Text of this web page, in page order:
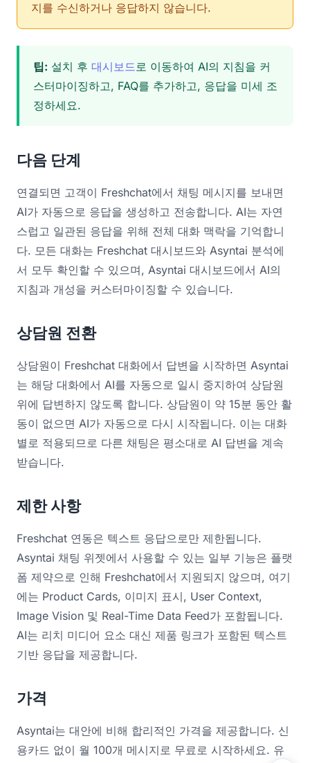
지를 수신하거나 응답하지 않습니다.
팁: 설치 후 대시보드로 이동하여 AI의 지침을 커
스터마이징하고, FAQ를 추가하고, 응답을 미세 조
정하세요.
다음 단계
연결되면 고객이 Freshchat에서 채팅 메시지를 보내면
AI가 자동으로 응답을 생성하고 전송합니다. AI는 자연
스럽고 일관된 응답을 위해 전체 대화 맥락을 기억합니
다. 모든 대화는 Freshchat 대시보드와 Asyntai 분석에
서 모두 확인할 수 있으며, Asyntai 대시보드에서 AI의
지침과 개성을 커스터마이징할 수 있습니다.
상담원 전환
상담원이 Freshchat 대화에서 답변을 시작하면 Asyntai
는 해당 대화에서 AI를 자동으로 일시 중지하여 상담원
위에 답변하지 않도록 합니다. 상담원이 약 15분 동안 활
동이 없으면 AI가 자동으로 다시 시작됩니다. 이는 대화
별로 적용되므로 다른 채팅은 평소대로 AI 답변을 계속
받습니다.
제한 사항
Freshchat 연동은 텍스트 응답으로만 제한됩니다.
Asyntai 채팅 위젯에서 사용할 수 있는 일부 기능은 플랫
폼 제약으로 인해 Freshchat에서 지원되지 않으며, 여기
에는 Product Cards, 이미지 표시, User Context,
Image Vision 및 Real-Time Data Feed가 포함됩니다.
AI는 리치 미디어 요소 대신 제품 링크가 포함된 텍스트
기반 응답을 제공합니다.
가격
Asyntai는 대안에 비해 합리적인 가격을 제공합니다. 신
용카드 없이 월 100개 메시지로 무료로 시작하세요. 유